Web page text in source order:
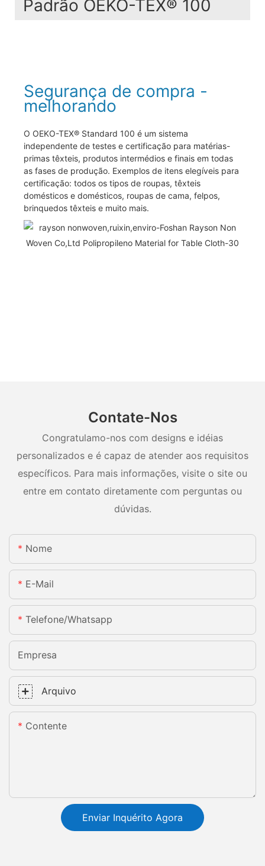
Padrão OEKO-TEX® 100
Segurança de compra -
melhorando
O OEKO-TEX® Standard 100 é um sistema
independente de testes e certificação para matérias-
primas têxteis, produtos intermédios e finais em todas
as fases de produção. Exemplos de itens elegíveis para
certificação: todos os tipos de roupas, têxteis
domésticos e domésticos, roupas de cama, felpos,
brinquedos têxteis e muito mais.
Contate-Nos
Congratulamo-nos com designs e idéias
personalizados e é capaz de atender aos requisitos
específicos. Para mais informações, visite o site ou
entre em contato diretamente com perguntas ou
dúvidas.
Nome
E-Mail
Telefone/whatsapp
Empresa
Arquivo
Contente
Enviar Inquérito Agora